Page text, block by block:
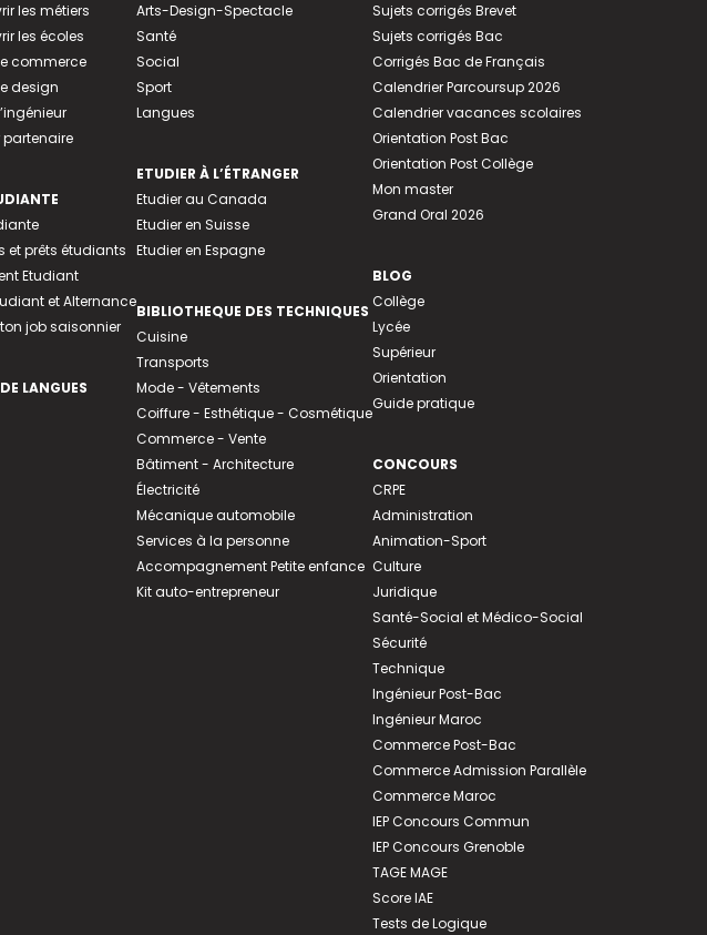
les métiers
les écoles
commerce
design
partenaire
et prêts étudiants
Etudiant
et Alternance
job saisonnier
LANGUES
Arts-Design-Spectacle
Santé
Social
Sport
Langues
ETUDIER À L’ÉTRANGER
Etudier au Canada
Etudier en Suisse
Etudier en Espagne
BIBLIOTHEQUE DES TECHNIQUES
Cuisine
Transports
Mode - Vêtements
Coiffure - Esthétique - Cosmétique
Commerce - Vente
Bâtiment - Architecture
Électricité
Mécanique automobile
Services à la personne
Accompagnement Petite enfance
Kit auto-entrepreneur
Sujets corrigés Brevet
Sujets corrigés Bac
Corrigés Bac de Français
Calendrier Parcoursup 2026
Calendrier vacances scolaires
Orientation Post Bac
Orientation Post Collège
Mon master
Grand Oral 2026
BLOG
Collège
Lycée
Supérieur
Orientation
Guide pratique
CONCOURS
CRPE
Administration
Animation-Sport
Culture
Juridique
Santé-Social et Médico-Social
Sécurité
Technique
Ingénieur Post-Bac
Ingénieur Maroc
Commerce Post-Bac
Commerce Admission Parallèle
Commerce Maroc
IEP Concours Commun
IEP Concours Grenoble
TAGE MAGE
Score IAE
Tests de Logique